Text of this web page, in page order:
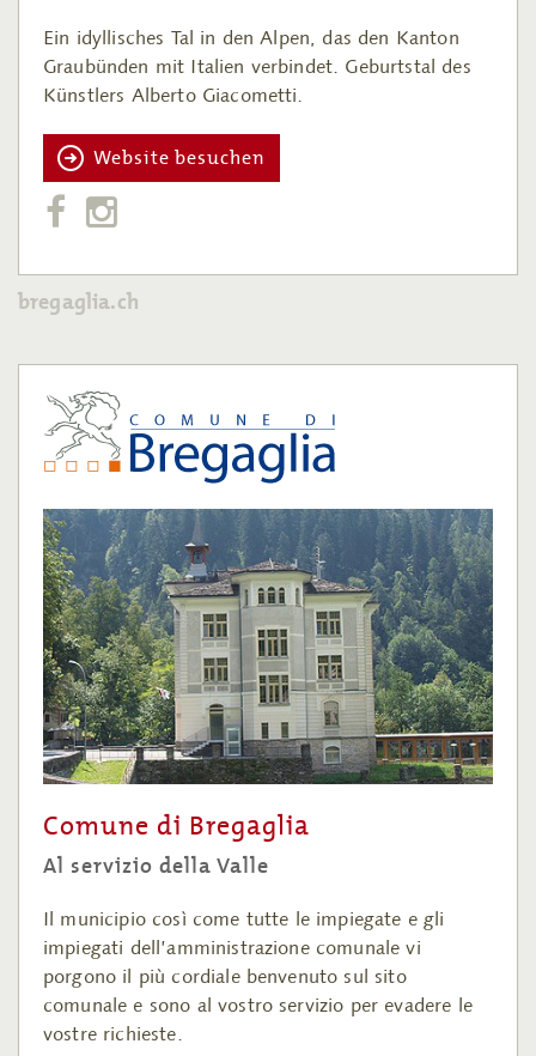
Ein idyllisches Tal in den Alpen, das den Kanton
Graubünden mit Italien verbindet. Geburtstal des
Künstlers Alberto Giacometti.
Website besuchen
bregaglia.ch
Comune di Bregaglia
Al servizio della Valle
Il municipio così come tutte le impiegate e gli
impiegati dell’amministrazione comunale vi
porgono il più cordiale benvenuto sul sito
comunale e sono al vostro servizio per evadere le
vostre richieste.